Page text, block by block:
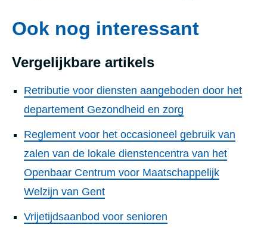
Ook nog interessant
Vergelijkbare artikels
Retributie voor diensten aangeboden door het
departement Gezondheid en zorg
Reglement voor het occasioneel gebruik van
zalen van de lokale dienstencentra van het
Openbaar Centrum voor Maatschappelijk
Welzijn van Gent
Vrijetijdsaanbod voor senioren